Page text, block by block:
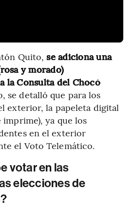
Quito, se adiciona una
y morado)
la Consulta del Chocó
se detalló que para los
exterior, la papeleta digital
imprime), ya que los
en el exterior
el Voto Telemático.
votar en las
elecciones de